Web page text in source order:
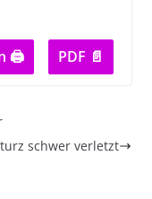
🖨 PDF 📄
schwer verletzt